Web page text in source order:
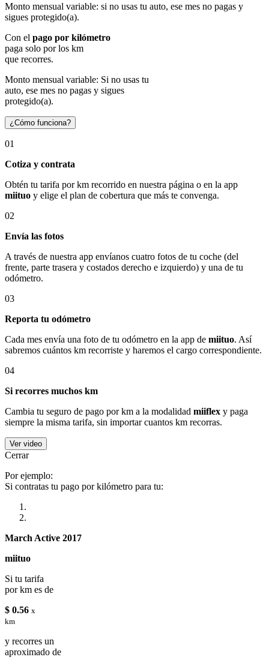
Monto mensual variable: si no usas tu auto, ese mes no pagas y
sigues protegido(a).
Con el pago por kilómetro
paga solo por los km
que recorres.
Monto mensual variable: Si no usas tu
auto, ese mes no pagas y sigues
protegido(a).
¿Cómo funciona?
01
Cotiza y contrata
Obtén tu tarifa por km recorrido en nuestra página o en la app
miituo y elige el plan de cobertura que más te convenga.
02
Envía las fotos
A través de nuestra app envíanos cuatro fotos de tu coche (del
frente, parte trasera y costados derecho e izquierdo) y una de tu
odómetro.
03
Reporta tu odómetro
Cada mes envía una foto de tu odómetro en la app de miituo. Así
sabremos cuántos km recorriste y haremos el cargo correspondiente.
04
Si recorres muchos km
Cambia tu seguro de pago por km a la modalidad miiflex y paga
siempre la misma tarifa, sin importar cuantos km recorras.
Ver video
Cerrar
Por ejemplo:
Si contratas tu pago por kilómetro para tu:
March Active 2017
miituo
Si tu tarifa
por km es de
$ 0.56 x
km
y recorres un
aproximado de